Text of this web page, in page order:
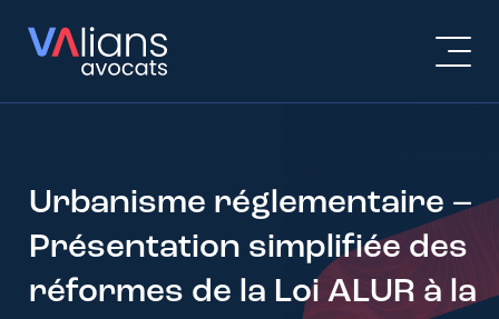
Urbanisme réglementaire –
Présentation simplifiée des
réformes de la Loi ALUR à la